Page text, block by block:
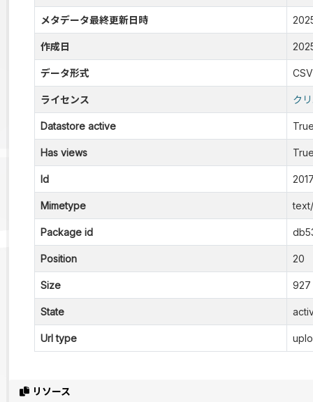
リソース
メタデータ最終更新日時
作成日
データ形式 CSV
ライセンス ク
Datastore active
Has views
Id
Mimetype
Package id
Position 20
Size 927
State
Url type